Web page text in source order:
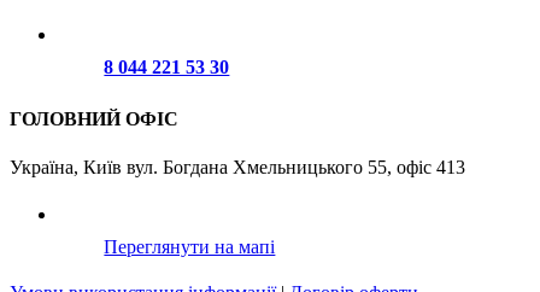
8 044 221 53 30
ГОЛОВНИЙ ОФІС
Україна, Київ вул. Богдана Хмельницького 55, офіс 413
Переглянути на мапі